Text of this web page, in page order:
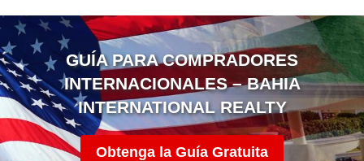
GUÍA PARA COMPRADORES
INTERNACIONALES – BAHIA
INTERNATIONAL REALTY
Obtenga la Guía Gratuita